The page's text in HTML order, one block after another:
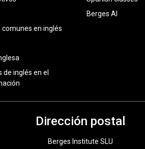
en inglés
de inglés en el
Berges AI
Dirección postal
Berges Institute SLU